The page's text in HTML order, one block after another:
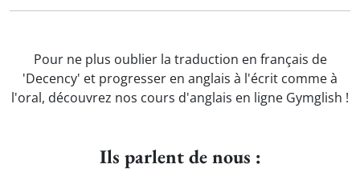
Pour ne plus oublier la traduction en français de
'Decency' et progresser en anglais à l'écrit comme à
l'oral, découvrez nos cours d'anglais en ligne Gymglish !
Ils parlent de nous :